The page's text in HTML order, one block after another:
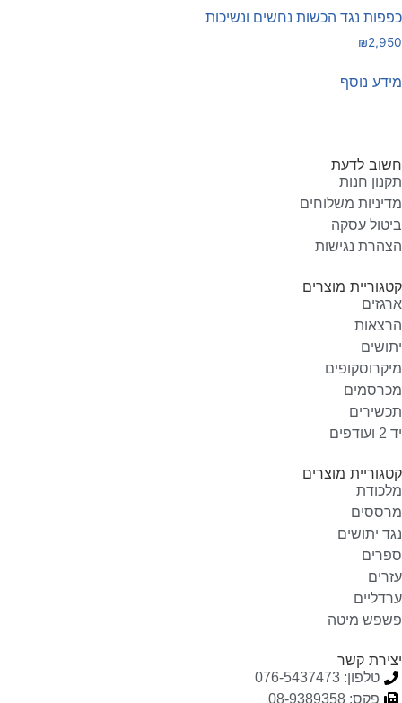
כפפות נגד הכשות נחשים ונשיכות
₪2,950
מידע נוסף
חשוב לדעת
תקנון חנות
מדיניות משלוחים
ביטול עסקה
הצהרת נגישות
קטגוריית מוצרים
ארגזים
הרצאות
יתושים
מיקרוסקופים
מכרסמים
תכשירים
יד 2 ועודפים
קטגוריית מוצרים
מלכודת
מרססים
נגד יתושים
ספרים
עזרים
ערדליים
פשפש מיטה
יצירת קשר
טלפון: 076-5437473
פקס: 08-9389358